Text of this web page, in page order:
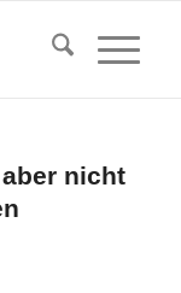
nicht